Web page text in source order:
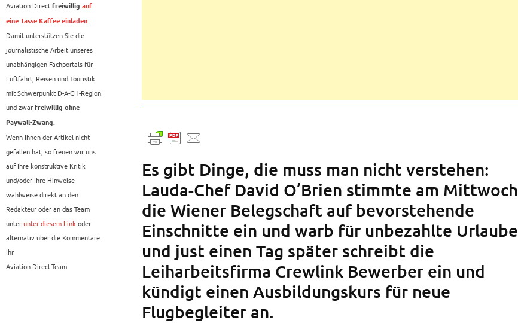
Aviation.Direct freiwillig auf
eine Tasse Kaffee einladen.
Damit unterstützen Sie die
journalistische Arbeit unseres
unabhängigen Fachportals für
Luftfahrt, Reisen und Touristik
mit Schwerpunkt D-A-CH-Region
und zwar freiwillig ohne
Paywall-Zwang.
Wenn Ihnen der Artikel nicht
gefallen hat, so freuen wir uns
auf Ihre konstruktive Kritik
und/oder Ihre Hinweise
wahlweise direkt an den
Redakteur oder an das Team
unterunter diesem Linkoder
alternativ über die Kommentare.
Ihr
Aviation.Direct-Team
Es gibt Dinge, die muss man nicht verstehen:
Lauda-Chef David O’Brien stimmte am Mittwoch
die Wiener Belegschaft auf bevorstehende
Einschnitte ein und warb für unbezahlte Urlaube
und just einen Tag später schreibt die
Leiharbeitsfirma Crewlink Bewerber ein und
kündigt einen Ausbildungskurs für neue
Flugbegleiter an.